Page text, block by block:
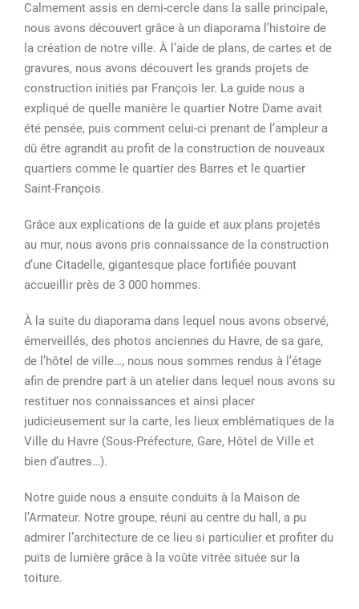
Calmement assis en demi-cercle dans la salle principale,
nous avons découvert grâce à un diaporama l’histoire de
la création de notre ville. À l’aide de plans, de cartes et de
gravures, nous avons découvert les grands projets de
construction initiés par François Ier. La guide nous a
expliqué de quelle manière le quartier Notre Dame avait
été pensée, puis comment celui-ci prenant de l’ampleur a
dû être agrandit au profit de la construction de nouveaux
quartiers comme le quartier des Barres et le quartier
Saint-François.
Grâce aux explications de la guide et aux plans projetés
au mur, nous avons pris connaissance de la construction
d’une Citadelle, gigantesque place fortifiée pouvant
accueillir près de 3 000 hommes.
À la suite du diaporama dans lequel nous avons observé,
émerveillés, des photos anciennes du Havre, de sa gare,
de l’hôtel de ville…, nous nous sommes rendus à l’étage
afin de prendre part à un atelier dans lequel nous avons su
restituer nos connaissances et ainsi placer
judicieusement sur la carte, les lieux emblématiques de la
Ville du Havre (Sous-Préfecture, Gare, Hôtel de Ville et
bien d’autres…).
Notre guide nous a ensuite conduits à la Maison de
l’Armateur. Notre groupe, réuni au centre du hall, a pu
admirer l’architecture de ce lieu si particulier et profiter du
puits de lumière grâce à la voûte vitrée située sur la
toiture.